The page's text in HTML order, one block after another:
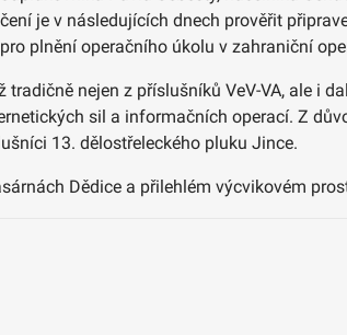
je v následujících dnech prověřit
plnění operačního úkolu v zahraniční
nejen z příslušníků VeV-VA, ale i
sil a informačních operací. Z
13. dělostřeleckého pluku Jince.
Dědice a přilehlém výcvikovém